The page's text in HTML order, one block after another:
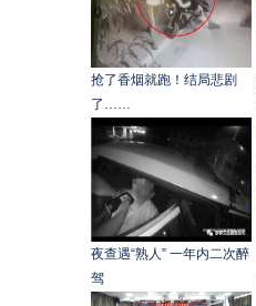
抢了香烟就跑！结局悲剧
了……
夜查遇“熟人” 一年内二次醉
驾